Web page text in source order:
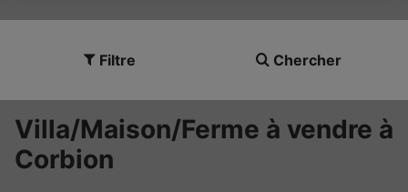
Filtre Chercher
Villa/Maison/Ferme à vendre à
Corbion